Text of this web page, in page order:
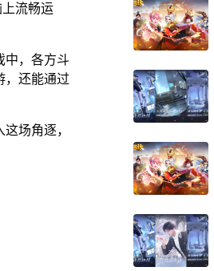
流畅运
中，各方斗
，还能通过
场角逐，